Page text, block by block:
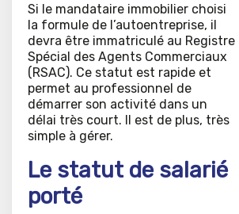
Si le mandataire immobilier choisi
la formule de l’autoentreprise, il
devra être immatriculé au Registre
Spécial des Agents Commerciaux
(RSAC). Ce statut est rapide et
permet au professionnel de
démarrer son activité dans un
délai très court. Il est de plus, très
simple à gérer.
Le statut de salarié
porté